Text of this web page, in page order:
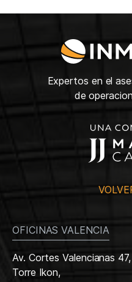
Expertos en el
de
OFICINAS VALENCIA
Av. Cortes Valencianas 47,
Torre Ikon,